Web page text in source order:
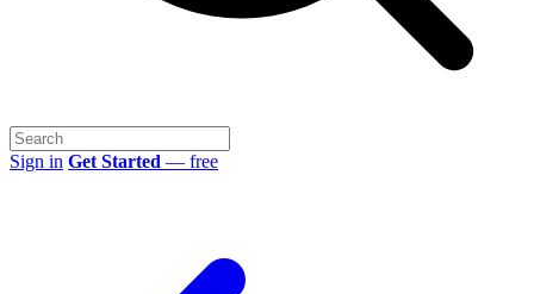
Sign in Get Started — free